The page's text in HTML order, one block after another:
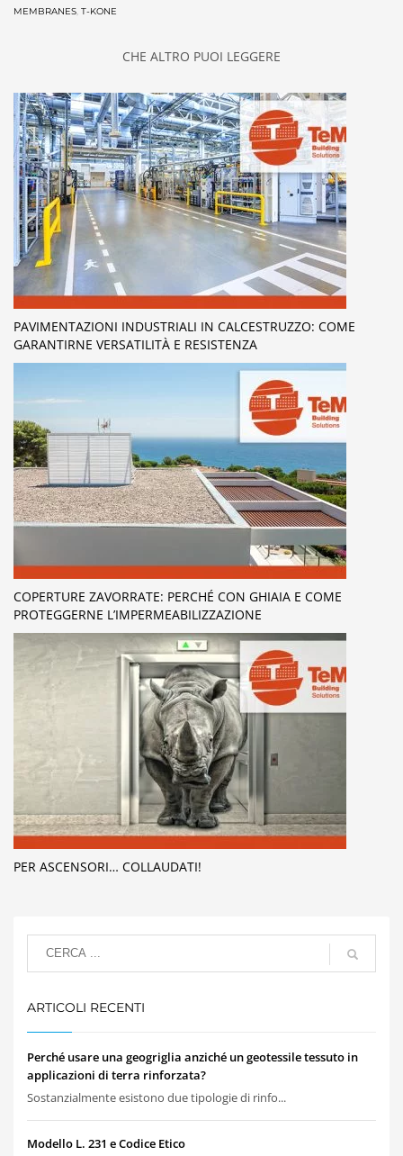
MEMBRANES T-KONE
CHE ALTRO PUOI LEGGERE
PAVIMENTAZIONI INDUSTRIALI IN CALCESTRUZZO: COME
GARANTIRNE VERSATILITÀ E RESISTENZA
COPERTURE ZAVORRATE: PERCHÉ CON GHIAIA E COME
PROTEGGERNE L’IMPERMEABILIZZAZIONE
PER ASCENSORI… COLLAUDATI!
ARTICOLI RECENTI
Perché usare una geogriglia anziché un geotessile tessuto in
applicazioni di terra rinforzata?
Sostanzialmente esistono due tipologie di rinfo...
Modello L. 231 e Codice Etico